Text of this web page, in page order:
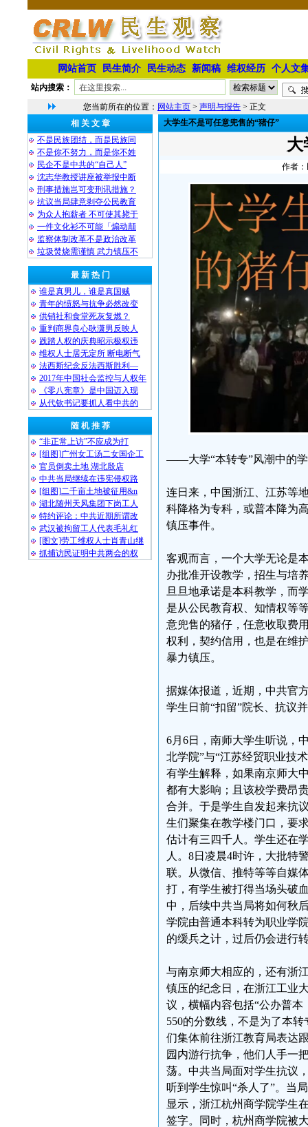
网站首页 民生简介 民生动态 新闻稿 维权经历 个人文
站内搜索：
您当前所在的位置： 网站主页 > 声明与报告 > 正文
相 关 文 章
不是民族团结，而是民族同
不是你不努力，而是你不姓
民企不是中共的“自己人”
沈志华教授讲座被举报中断
刑事措施岂可变刑讯措施？
抗议当局肆意剥夺公民教育
为众人抱薪者 不可使其毙于
一件文化衫不可能「煽动颠
监察体制改革不是政治改革
垃圾焚烧需谨慎 武力镇压不
最 新 热 门
谁是真男儿，谁是真国贼
青年的愤怒与抗争必然改变
供销社和食堂死灰复燃？
重判商界良心耿潇男反映人
践踏人权的庆典昭示极权违
维权人士居无定所 断电断气
法西斯纪念反法西斯胜利—
2017年中国社会监控与人权年
《零八宪章》是中国迈入现
从代钦书记要抓人看中共的
随 机 推 荐
“非正常上访”不应成为打
[组图]广州女工汤二女国企工
官员倒卖土地 湖北殷店
中共当局继续在违宪侵权路
[组图]二千亩土地被征用&n
湖北随州天风集团下岗工人
特约评论：中共近期所谓改
武汉被拘留工人代表毛礼红
[图文]劳工维权人士肖青山继
抓捕访民证明中共两会的权
大学生不是可任意兜售的“猪仔”
大
作者：
——大学“本转专”风潮中的
连日来，中国浙江、江苏等
科降格为专科，或普本降为
镇压事件。
客观而言，一个大学无论是
办批准开设教学，招生与培
旦旦地承诺是本科教学，而
是从公民教育权、知情权等
意兜售的猪仔，任意收取费
权利，契约信用，也是在维
暴力镇压。
据媒体报道，近期，中共官
学生日前“扣留”院长、抗议
6月6日，南师大学生听说，
北学院”与“江苏经贸职业技
有学生解释，如果南京师大
都有大影响；且该校学费昂
合并。于是学生自发起来抗
生们聚集在教学楼门口，要
估计有三四千人。学生还在
人。8日凌晨4时许，大批特
联。从微信、推特等等自媒
打，有学生被打得当场头破
中，后续中共当局将如何秋
学院由普通本科转为职业学
的缓兵之计，过后仍会进行
与南京师大相应的，还有浙
镇压的纪念日，在浙江工业
议，横幅内容包括“公办普本
550的分数线，不是为了本
们集体前往浙江教育局表达
园内游行抗争，他们人手一
荡。中共当局面对学生抗议
听到学生惊叫“杀人了”。当
显示，浙江杭州商学院学生
签字。同时，杭州商学院被